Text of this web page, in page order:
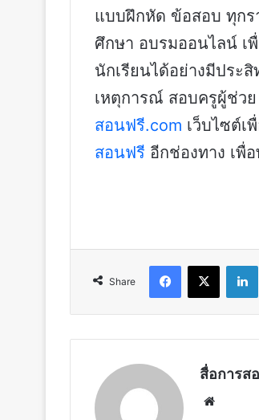
แบบฝึกหัด ข้อสอบ ทุกร
ศึกษา อบรมออนไลน์ เ
นักเรียนได้อย่างมีประ
เหตุการณ์ สอบครูผู้ช่ว
สอนฟรี.com เว็บไซต์เ
สอนฟรี อีกช่องทาง เพื่
Share
Facebook
X
สื่อการส